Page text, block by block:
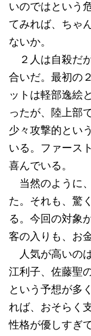
いのではという
てみれば、ちゃ
ないか。
２人は自殺だ
合いだ。最初の
ットは軽部逸絵
ったが、陸上部
少々攻撃的とい
いる。ファース
喜んでいる。
当然のように
た。それも、驚
る。今回の対象
客の入りも、お
人気が高いの
江利子、佐藤聖
という予想が多
れば、おそらく
性格が優しすぎ